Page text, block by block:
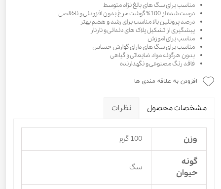
مناسب برای سگ های بالغ نژاد متوسط
درست شده از 100% گوشت مرغ بدون افزودنی و ناخالصی
درصد پروتئین بالا مناسب برای رشد و هضم بهتر
پیشگیری از تشکیل پلاک های دندانی و تارتار
مناسب برای آموزش
مناسب برای سگ های دارای گوارش حساس
بدون هرگونه مواد ضایعاتی و گیاهی
فاقد رنگ مصنوعی و نگهدارنده
افزودن به علاقه مندی ها
مشخصات محصول نظرات
وزن 100 گرم
گونه
حیوان
سگ